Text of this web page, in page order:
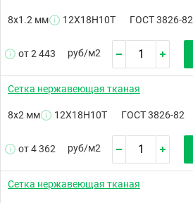
8х1.2 мм 12Х18Н10Т ГОСТ 3826-82
от 2 443 руб/м2
Сетка нержавеющая тканая
8х2 мм 12Х18Н10Т ГОСТ 3826-82
от 4 362 руб/м2
Сетка нержавеющая тканая